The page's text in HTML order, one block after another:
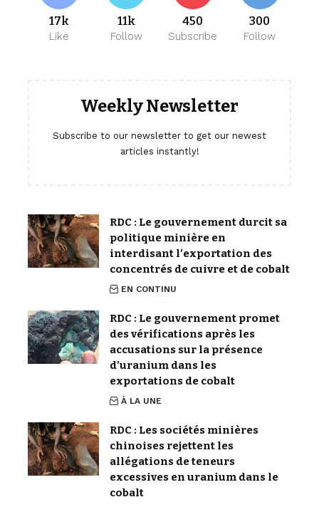
17k
Like
11k
Follow
450
Subscribe
300
Follow
Weekly Newsletter
Subscribe to our newsletter to get our newest
articles instantly!
RDC : Le gouvernement durcit sa
politique minière en
interdisant l’exportation des
concentrés de cuivre et de cobalt
EN CONTINU
RDC : Le gouvernement promet
des vérifications après les
accusations sur la présence
d’uranium dans les
exportations de cobalt
À LA UNE
RDC : Les sociétés minières
chinoises rejettent les
allégations de teneurs
excessives en uranium dans le
cobalt